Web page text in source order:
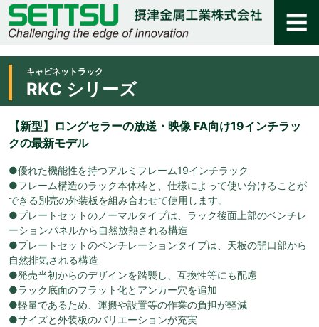
キャビネットラック
RKC シリーズ
【新型】ロングセラーの放送・映像 FA向け19インチラッ
クの最新モデル
●優れた機能性を持つアルミフレーム19インチラック
●フレーム構造のラック本体枠と、仕様によって使い分けることが
できる別売の外装板を組み合わせて使用します。
●プレートセットのノーマルタイプは、ラック後面上部のベンチレ
ーションパネルから自然放熱される構造
●プレートセットのベンチレーションタイプは、天板の開口部から
自然排気される構造
●発売当初からのデザインを踏襲し、互換性等にも配慮
●ラック底面のフラット化とアンカー穴を追加
●軽量であるため、運搬や設置等の作業の負担が軽減
●サイズと外装板のバリエーションが充実